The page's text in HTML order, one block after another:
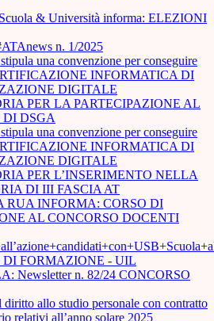
& Università informa: ELEZIONI
n. 1/2025
una convenzione per conseguire
INFORMATICA DI
DIGITALE
PER LA PARTECIPAZIONE AL
DI DSGA
una convenzione per conseguire
INFORMATICA DI
DIGITALE
PER L’INSERIMENTO NELLA
DI III FASCIA AT
RUA INFORMA: CORSO DI
AL CONCORSO DOCENTI
DI FORMAZIONE - UIL
Newsletter n. 82/24 CONCORSO
diritto allo studio personale con contratto
relativi all’anno solare 2025